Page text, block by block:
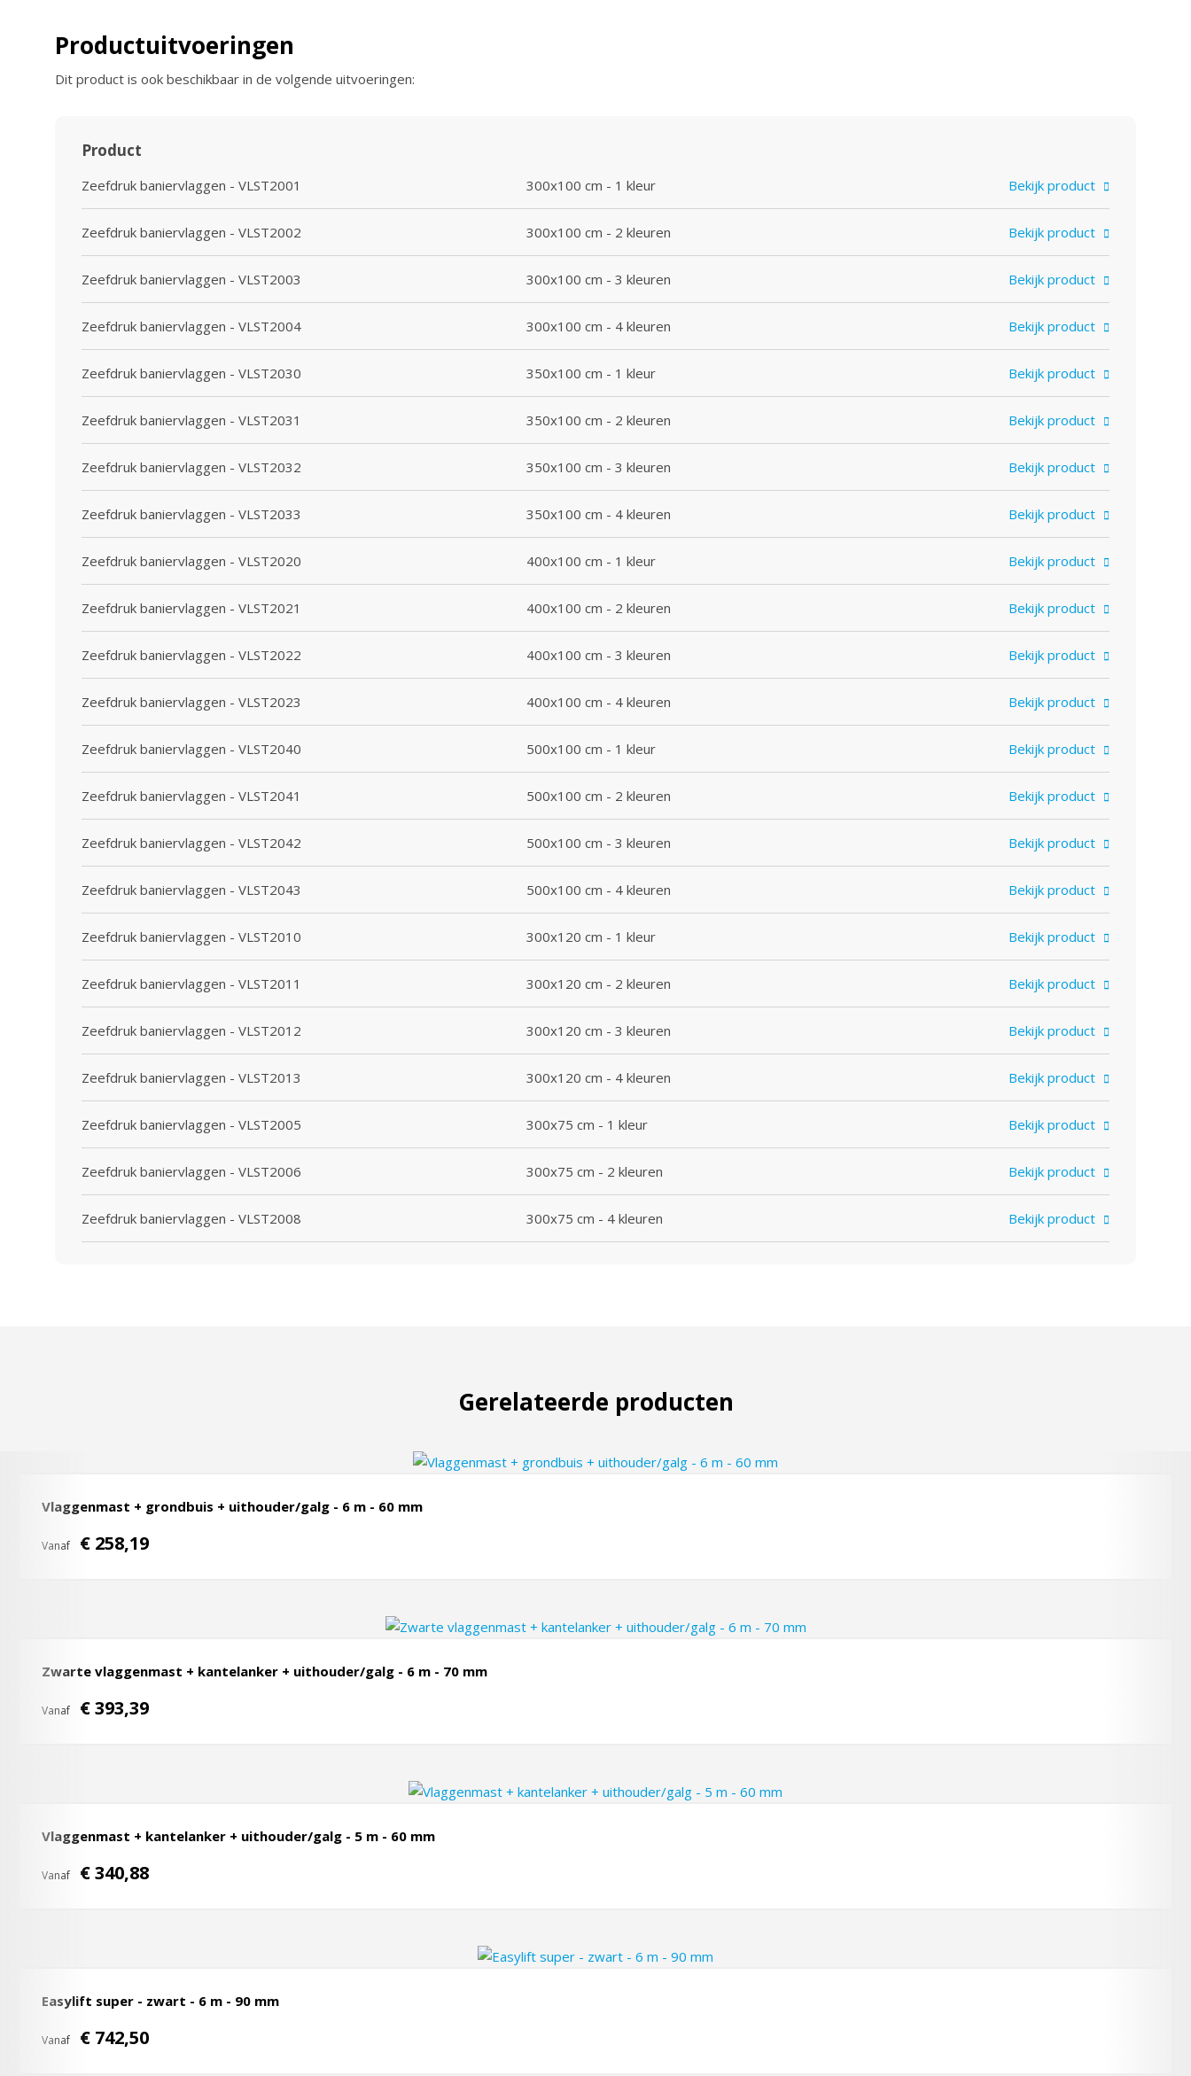
Productuitvoeringen
Dit product is ook beschikbaar in de volgende uitvoeringen:
Product
Zeefdruk baniervlaggen - VLST2001 300x100 cm - 1 kleur Bekijk product
Zeefdruk baniervlaggen - VLST2002 300x100 cm - 2 kleuren Bekijk product
Zeefdruk baniervlaggen - VLST2003 300x100 cm - 3 kleuren Bekijk product
Zeefdruk baniervlaggen - VLST2004 300x100 cm - 4 kleuren Bekijk product
Zeefdruk baniervlaggen - VLST2030 350x100 cm - 1 kleur Bekijk product
Zeefdruk baniervlaggen - VLST2031 350x100 cm - 2 kleuren Bekijk product
Zeefdruk baniervlaggen - VLST2032 350x100 cm - 3 kleuren Bekijk product
Zeefdruk baniervlaggen - VLST2033 350x100 cm - 4 kleuren Bekijk product
Zeefdruk baniervlaggen - VLST2020 400x100 cm - 1 kleur Bekijk product
Zeefdruk baniervlaggen - VLST2021 400x100 cm - 2 kleuren Bekijk product
Zeefdruk baniervlaggen - VLST2022 400x100 cm - 3 kleuren Bekijk product
Zeefdruk baniervlaggen - VLST2023 400x100 cm - 4 kleuren Bekijk product
Zeefdruk baniervlaggen - VLST2040 500x100 cm - 1 kleur Bekijk product
Zeefdruk baniervlaggen - VLST2041 500x100 cm - 2 kleuren Bekijk product
Zeefdruk baniervlaggen - VLST2042 500x100 cm - 3 kleuren Bekijk product
Zeefdruk baniervlaggen - VLST2043 500x100 cm - 4 kleuren Bekijk product
Zeefdruk baniervlaggen - VLST2010 300x120 cm - 1 kleur Bekijk product
Zeefdruk baniervlaggen - VLST2011 300x120 cm - 2 kleuren Bekijk product
Zeefdruk baniervlaggen - VLST2012 300x120 cm - 3 kleuren Bekijk product
Zeefdruk baniervlaggen - VLST2013 300x120 cm - 4 kleuren Bekijk product
Zeefdruk baniervlaggen - VLST2005 300x75 cm - 1 kleur Bekijk product
Zeefdruk baniervlaggen - VLST2006 300x75 cm - 2 kleuren Bekijk product
Zeefdruk baniervlaggen - VLST2008 300x75 cm - 4 kleuren Bekijk product
Gerelateerde producten
Vlaggenmast + grondbuis + uithouder/galg - 6 m - 60 mm
Vanaf € 258,19
Zwarte vlaggenmast + kantelanker + uithouder/galg - 6 m - 70 mm
Vanaf € 393,39
Vlaggenmast + kantelanker + uithouder/galg - 5 m - 60 mm
Vanaf € 340,88
Easylift super - zwart - 6 m - 90 mm
Vanaf € 742,50